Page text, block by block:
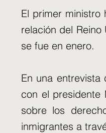
El primer ministro
relación del
se fue en enero.
En una
con el presidente
sobre los
inmigrantes a